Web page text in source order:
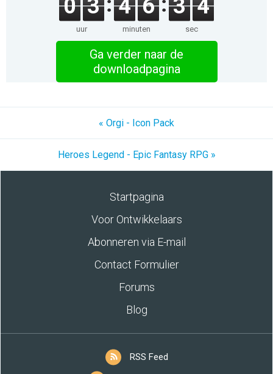
0 3
uur
4 6
minuten
3 4
sec
Ga verder naar de
downloadpagina
« Orgi - Icon Pack
Heroes Legend - Epic Fantasy RPG »
Startpagina
Voor Ontwikkelaars
Abonneren via E-mail
Contact Formulier
Forums
Blog
RSS Feed